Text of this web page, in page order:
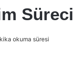
Süreci
okuma süresi